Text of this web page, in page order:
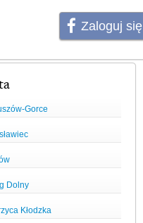
Zaloguj się
Gorce
Dolny
Kłodzka